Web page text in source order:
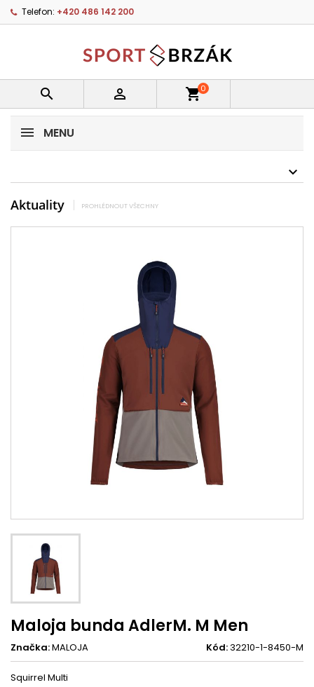
Telefon: +420 486 142 200
  shopping_cart0
MENU
Aktuality PROHLÉDNOUT VŠECHNY
Maloja bunda AdlerM. M Men
Značka:MALOJA Kód:32210-1-8450-M
Squirrel Multi